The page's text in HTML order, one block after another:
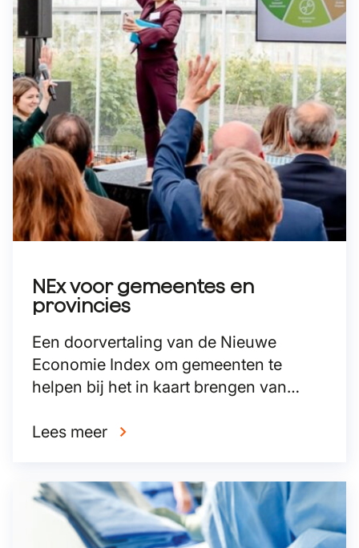
NEx voor gemeentes en
provincies
Een doorvertaling van de Nieuwe
Economie Index om gemeenten te
helpen bij het in kaart brengen van
Lees meer